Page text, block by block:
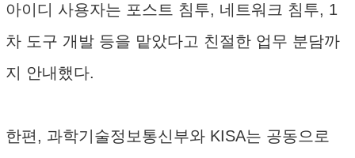
아이디 사용자는 포스트 침투, 네트워크 침투, 1
차 도구 개발 등을 맡았다고 친절한 업무 분담까
지 안내했다.
한편, 과학기술정보통신부와 KISA는 공동으로